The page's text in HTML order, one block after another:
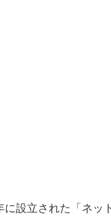
設立された「ネッ